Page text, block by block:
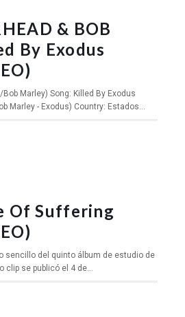
& BOB
By Exodus
Marley) Song: Killed By Exodus
Marley - Exodus) Country: Estados...
Of Suffering
sencillo del quinto álbum de estudio de
clip se publicó el 4 de...